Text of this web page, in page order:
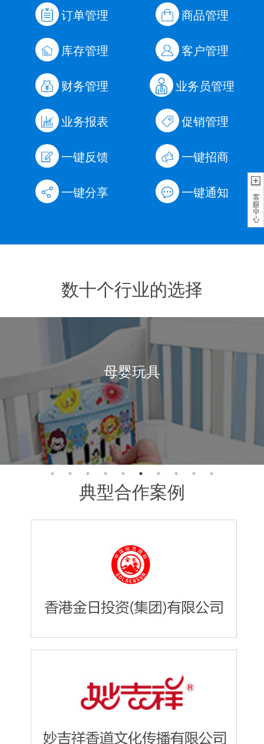
订单管理 商品管理
库存管理 客户管理
财务管理 业务员管理
业务报表 促销管理
一键反馈 一键招商
一键分享 一键通知
数十个行业的选择
母婴玩具
典型合作案例